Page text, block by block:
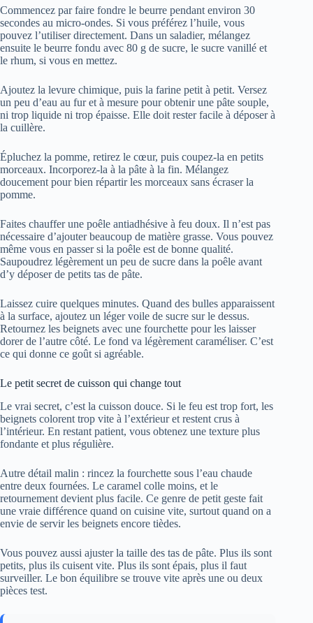
Commencez par faire fondre le beurre pendant environ 30
secondes au micro-ondes. Si vous préférez l’huile, vous
pouvez l’utiliser directement. Dans un saladier, mélangez
ensuite le beurre fondu avec 80 g de sucre, le sucre vanillé et
le rhum, si vous en mettez.
Ajoutez la levure chimique, puis la farine petit à petit. Versez
un peu d’eau au fur et à mesure pour obtenir une pâte souple,
ni trop liquide ni trop épaisse. Elle doit rester facile à déposer à
la cuillère.
Épluchez la pomme, retirez le cœur, puis coupez-la en petits
morceaux. Incorporez-la à la pâte à la fin. Mélangez
doucement pour bien répartir les morceaux sans écraser la
pomme.
Faites chauffer une poêle antiadhésive à feu doux. Il n’est pas
nécessaire d’ajouter beaucoup de matière grasse. Vous pouvez
même vous en passer si la poêle est de bonne qualité.
Saupoudrez légèrement un peu de sucre dans la poêle avant
d’y déposer de petits tas de pâte.
Laissez cuire quelques minutes. Quand des bulles apparaissent
à la surface, ajoutez un léger voile de sucre sur le dessus.
Retournez les beignets avec une fourchette pour les laisser
dorer de l’autre côté. Le fond va légèrement caraméliser. C’est
ce qui donne ce goût si agréable.
Le petit secret de cuisson qui change tout
Le vrai secret, c’est la cuisson douce. Si le feu est trop fort, les
beignets colorent trop vite à l’extérieur et restent crus à
l’intérieur. En restant patient, vous obtenez une texture plus
fondante et plus régulière.
Autre détail malin : rincez la fourchette sous l’eau chaude
entre deux fournées. Le caramel colle moins, et le
retournement devient plus facile. Ce genre de petit geste fait
une vraie différence quand on cuisine vite, surtout quand on a
envie de servir les beignets encore tièdes.
Vous pouvez aussi ajuster la taille des tas de pâte. Plus ils sont
petits, plus ils cuisent vite. Plus ils sont épais, plus il faut
surveiller. Le bon équilibre se trouve vite après une ou deux
pièces test.